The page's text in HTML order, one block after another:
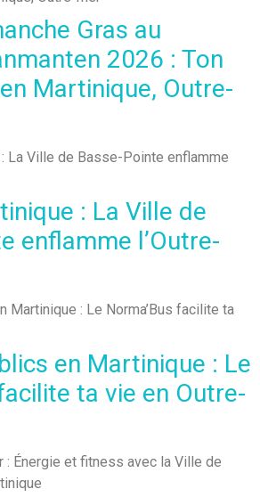
Gras au
2026 : Ton
Martinique, Outre-
: La Ville de
enflamme l’Outre-
en Martinique : Le
ta vie en Outre-